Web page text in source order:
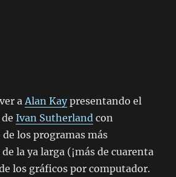
aAlan Kaypresentando el
deIvan Sutherland con
de los programas más
la ya larga (¡más de cuarenta
los gráficos por computador.